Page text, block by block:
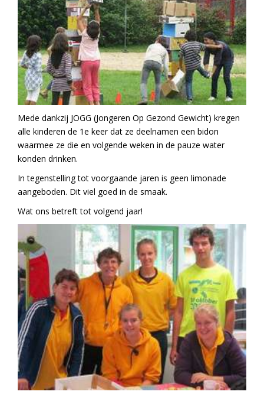
Mede dankzij JOGG (Jongeren Op Gezond Gewicht) kregen
alle kinderen de 1e keer dat ze deelnamen een bidon
waarmee ze die en volgende weken in de pauze water
konden drinken.
In tegenstelling tot voorgaande jaren is geen limonade
aangeboden. Dit viel goed in de smaak.
Wat ons betreft tot volgend jaar!